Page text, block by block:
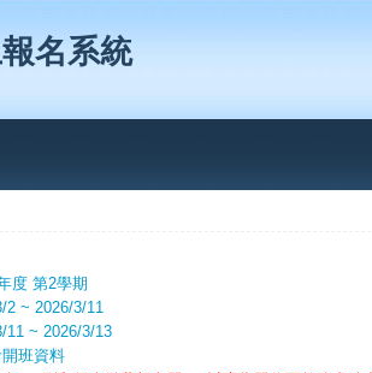
名系統
度 第2學期
2 ~ 2026/3/11
11 ~ 2026/3/13
班資料